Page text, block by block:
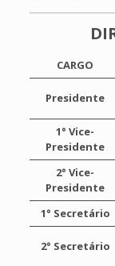
CARGO
Presidente
1° Vice-
Presidente
2° Vice-
Presidente
1° Secretário
2° Secretário